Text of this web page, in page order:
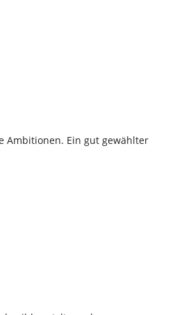
Ambitionen. Ein gut gewählter